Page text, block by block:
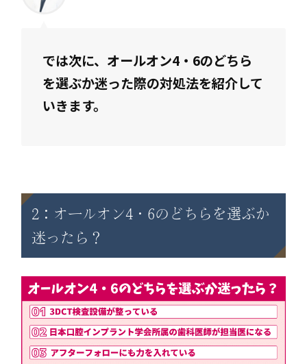
では次に、オールオン4・6のどちら
を選ぶか迷った際の対処法を紹介して
いきます。
2：オールオン4・6のどちらを選ぶか
迷ったら？